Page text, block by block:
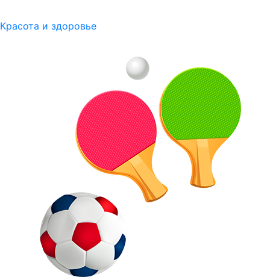
Красота и здоровье